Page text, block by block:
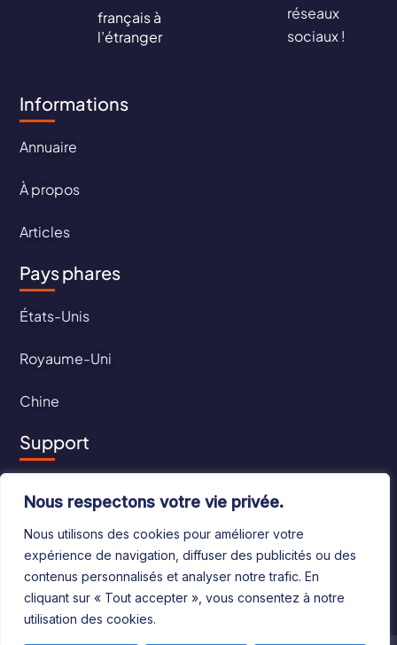
Nous respectons votre vie privée.
Nous utilisons des cookies pour améliorer votre
expérience de navigation, diffuser des publicités ou des
contenus personnalisés et analyser notre trafic. En
cliquant sur « Tout accepter », vous consentez à notre
utilisation des cookies.
français à
l’étranger
réseaux
sociaux !
Informations
Annuaire
À propos
Articles
Pays phares
États-Unis
Royaume-Uni
Chine
Support
CGU
CGV